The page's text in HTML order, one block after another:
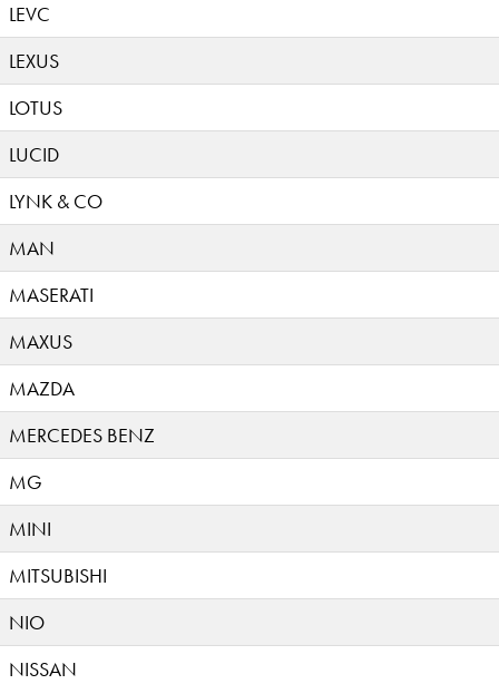
LEVC
LEXUS
LOTUS
LUCID
LYNK & CO
MAN
MASERATI
MAXUS
MAZDA
MERCEDES BENZ
MG
MINI
MITSUBISHI
NIO
NISSAN